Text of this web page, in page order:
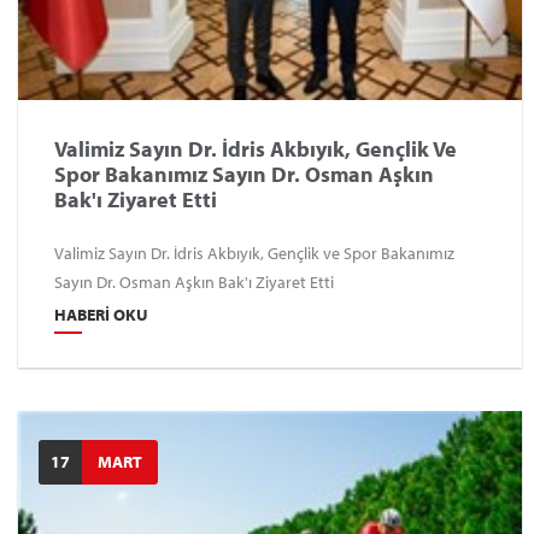
Valimiz Sayın Dr. İdris Akbıyık, Gençlik Ve
Spor Bakanımız Sayın Dr. Osman Aşkın
Bak'ı Ziyaret Etti
Valimiz Sayın Dr. İdris Akbıyık, Gençlik ve Spor Bakanımız
Sayın Dr. Osman Aşkın Bak'ı Ziyaret Etti
HABERI OKU
17 MART